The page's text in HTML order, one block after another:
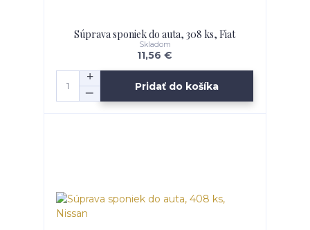
Súprava sponiek do auta, 308 ks, Fiat
11,56 €
Skladom
Pridať do košíka